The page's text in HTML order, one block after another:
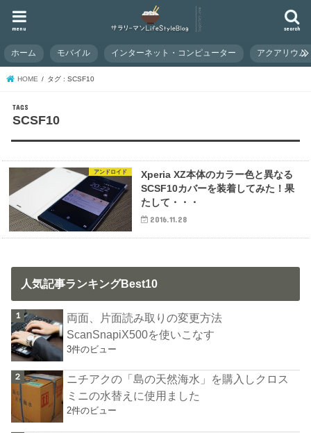
search
menu
ホーム モバイル インターネット・コンピューター アクアリウム
HOME タグ : SCSF10
SCSF10
アンドロイド
Xperia XZ本体のカラー色と異なる
SCSF10カバーを装着してみた！果
たして・・・
2016.11.28
人気記事ランキングBest10
両面、片面読み取りの変更方法
ScanSnapiX500を使いこなす
3件のビュー
ニチアクの「島の天然海水」を購入しクロス
ミニの水替えに使用ました
2件のビュー